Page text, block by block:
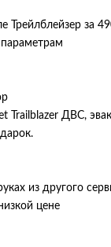
Трейлблейзер за
параметрам
Trailblazer ДВС,
из другого
цене